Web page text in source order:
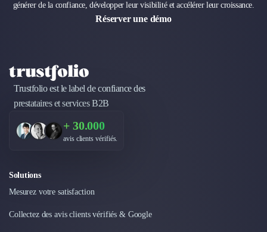
générer de la confiance, développer leur visibilité et accélérer leur croissance.
Réserver une démo
Trustfolio est le label de confiance des
prestataires et services B2B
+ 30.000
avis clients vérifiés.
Solutions
Mesurez votre satisfaction
Collectez des avis clients vérifiés & Google